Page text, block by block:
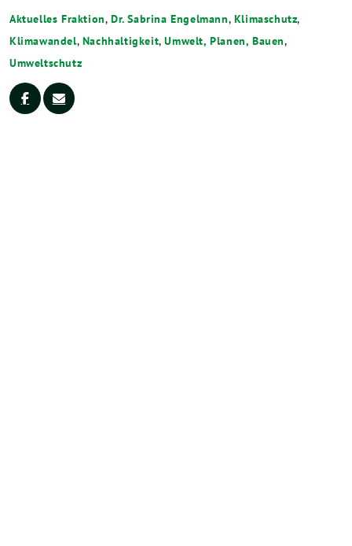
Aktuelles Fraktion,Dr. Sabrina Engelmann, Klimaschutz,
Klimawandel, Nachhaltigkeit,Umwelt, Planen, Bauen,
Umweltschutz